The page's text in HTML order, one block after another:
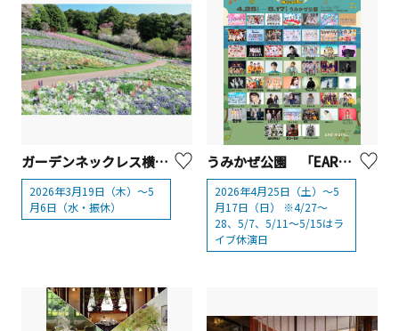
ガーデンネックレス横浜2026「里山ガーデンフェスタ」
2026年3月19日（木）～5
月6日（水・振休）
うみかぜ公園 「EARLY SUMMER FESTA 2026 -Music and Beer-」【横須賀市】
2026年4月25日（土）〜5
月17日（日） ※4/27〜
28、5/7、5/11〜5/15はラ
イブ休演日